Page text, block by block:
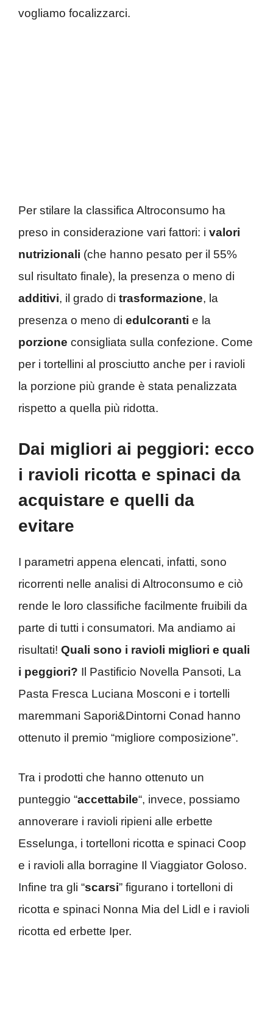
vogliamo focalizzarci.
Per stilare la classifica Altroconsumo ha
preso in considerazione vari fattori: i valori
nutrizionali (che hanno pesato per il 55%
sul risultato finale), la presenza o meno di
additivi, il grado di trasformazione, la
presenza o meno di edulcoranti e la
porzione consigliata sulla confezione. Come
per i tortellini al prosciutto anche per i ravioli
la porzione più grande è stata penalizzata
rispetto a quella più ridotta.
Dai migliori ai peggiori: ecco
i ravioli ricotta e spinaci da
acquistare e quelli da
evitare
I parametri appena elencati, infatti, sono
ricorrenti nelle analisi di Altroconsumo e ciò
rende le loro classifiche facilmente fruibili da
parte di tutti i consumatori. Ma andiamo ai
risultati! Quali sono i ravioli migliori e quali
i peggiori? Il Pastificio Novella Pansoti, La
Pasta Fresca Luciana Mosconi e i tortelli
maremmani Sapori&Dintorni Conad hanno
ottenuto il premio “migliore composizione”.
Tra i prodotti che hanno ottenuto un
punteggio “accettabile“, invece, possiamo
annoverare i ravioli ripieni alle erbette
Esselunga, i tortelloni ricotta e spinaci Coop
e i ravioli alla borragine Il Viaggiator Goloso.
Infine tra gli “scarsi” figurano i tortelloni di
ricotta e spinaci Nonna Mia del Lidl e i ravioli
ricotta ed erbette Iper.